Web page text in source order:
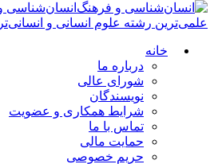
انسان‌شناسی
علمی‌ترین رشته علوم انسانی و
خانه
درباره ما
شورای عالی
نویسندگان
شرایط همکاری و عضویت
تماس با ما
حمایت مالی
حریم خصوصی